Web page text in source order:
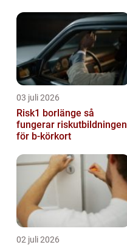
03 juli 2026
Risk1 borlänge så
fungerar riskutbildningen
för b-körkort
02 juli 2026